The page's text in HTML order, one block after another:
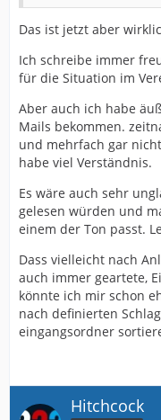
Das ist jetzt aber
Ich schreibe immer
für die Situation im
Aber auch ich habe
Mails bekommen.
und mehrfach gar
habe viel Verständnis.
Es wäre auch sehr
gelesen würden und
einem der Ton passt.
Dass vielleicht nach
auch immer geartete,
könnte ich mir schon
nach definierten
eingangsordner
Hitchcock